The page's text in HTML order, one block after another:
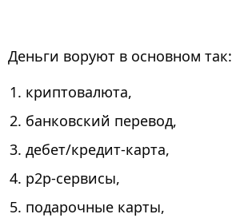
Деньги воруют в основном так:
криптовалюта,
банковский перевод,
дебет/кредит-карта,
p2p-сервисы,
подарочные карты,